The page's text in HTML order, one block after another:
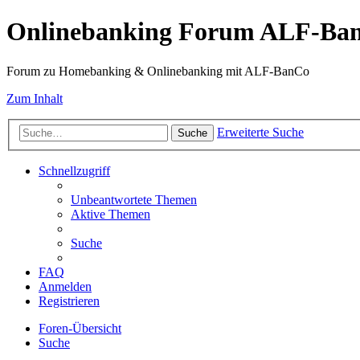
Onlinebanking Forum ALF-
Forum zu Homebanking & Onlinebanking mit ALF-BanCo
Zum Inhalt
Suche Erweiterte Suche
Schnellzugriff
Unbeantwortete Themen
Aktive Themen
Suche
FAQ
Anmelden
Registrieren
Foren-Übersicht
Suche